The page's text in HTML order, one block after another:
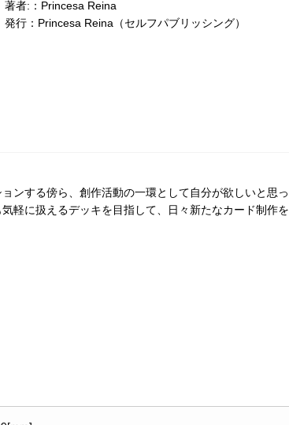
著者:：Princesa Reina
発行：Princesa Reina（セルフパブリッシング）
ンする傍ら、創作活動の一環として自分が欲しいと思っ
軽に扱えるデッキを目指して、日々新たなカード制作を